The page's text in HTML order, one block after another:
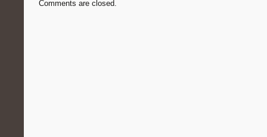
Comments are closed.